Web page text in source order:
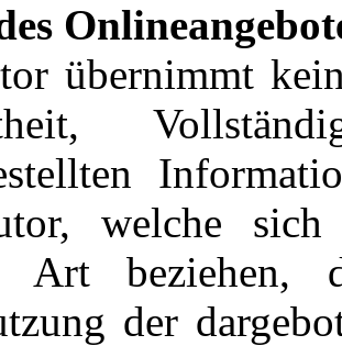
übernimmt
welche sich
Art beziehen,
der